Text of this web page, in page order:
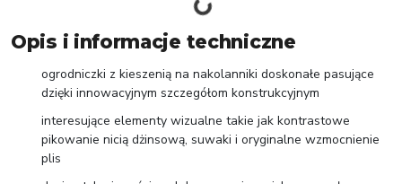
Opis i informacje techniczne
ogrodniczki z kieszenią na nakolanniki doskonałe pasujące
dzięki innowacyjnym szczegółom konstrukcyjnym
interesujące elementy wizualne takie jak kontrastowe
pikowanie nicią dżinsową, suwaki i oryginalne wzmocnienie
plis